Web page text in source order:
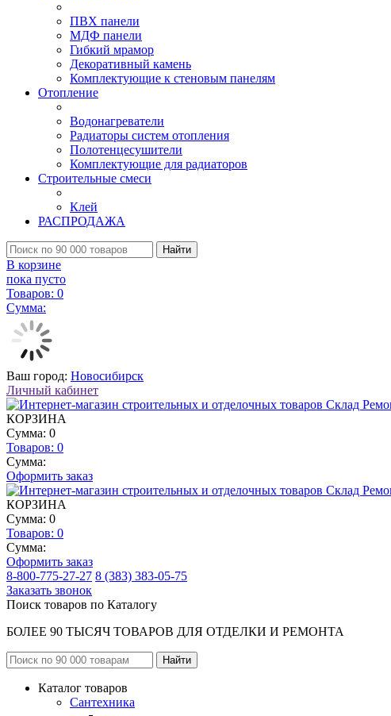
ПВХ панели
МДФ панели
Гибкий мрамор
Декоративный камень
Комплектующие к стеновым панелям
Отопление
Водонагреватели
Радиаторы систем отопления
Полотенцесушители
Комплектующие для радиаторов
Строительные смеси
Клей
РАСПРОДАЖА
Найти
В корзине
пока пусто
Товаров: 0
Сумма:
Ваш город: Новосибирск
Личный кабинет
КОРЗИНА
Сумма: 0
Товаров: 0
Сумма:
Оформить заказ
КОРЗИНА
Сумма: 0
Товаров: 0
Сумма:
Оформить заказ
8-800-775-27-27 8 (383) 383-05-75
Заказать звонок
Поиск товаров по Каталогу
БОЛЕЕ 90 ТЫСЯЧ ТОВАРОВ ДЛЯ ОТДЕЛКИ И РЕМОНТА
Каталог товаров
Сантехника